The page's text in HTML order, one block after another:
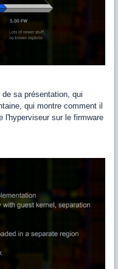
sa présentation, qui
qui montre comment il
l'hyperviseur sur le firmware